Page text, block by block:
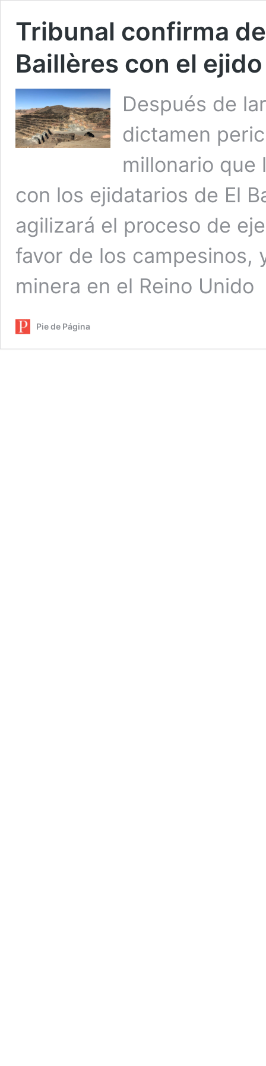
Tribunal confirma
Baillères con el
Después de
dictamen
millonario que
con los ejidatarios de El
agilizará el proceso de
favor de los campesinos,
minera en el Reino Unido
Pie de Página